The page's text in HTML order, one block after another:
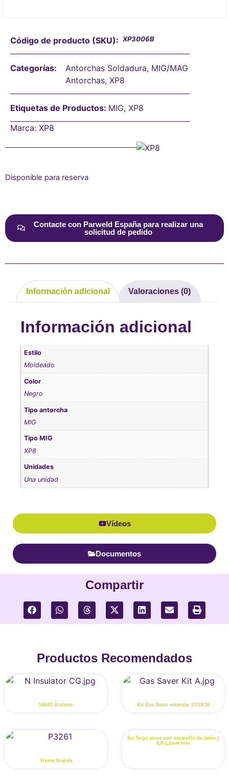
Código de producto (SKU): XP3006B
Categorías: Antorchas Soldadura, MIG/MAG
Antorchas, XP8
Etiquetas de Productos: MIG, XP8
Marca: XP8
Disponible para reserva
Contacte con Parweld España para realizar una
solicitud de pedido
Información adicional Valoraciones (0)
Información adicional
Estilo
Moldeado
Color
Negro
Tipo antorcha
MIG
Tipo MIG
XP8
Unidades
Una unidad
Vídeos
Documentos
Compartir
Productos Recomendados
54N01 Aislante Kit Gas Saver estandar 17/18/26
Visera Grande
3m Sirga acero con casquillo de latón |
0,8-1,2mm hilo